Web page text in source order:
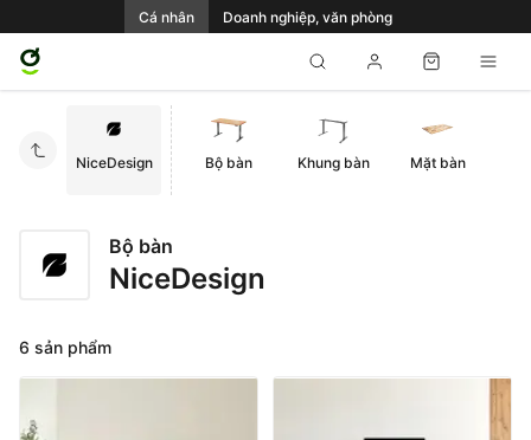
Cá nhân Doanh nghiệp, văn phòng
NiceDesign Bộ bàn Khung bàn Mặt bàn
Bộ bàn
NiceDesign
6 sản phẩm